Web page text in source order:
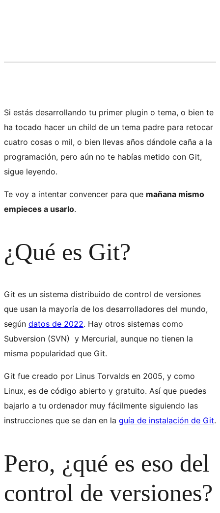
Si estás desarrollando tu primer plugin o tema, o bien te
ha tocado hacer un child de un tema padre para retocar
cuatro cosas o mil, o bien llevas años dándole caña a la
programación, pero aún no te habías metido con Git,
sigue leyendo.
Te voy a intentar convencer para que mañana mismo
empieces a usarlo.
¿Qué es Git?
Git es un sistema distribuido de control de versiones
que usan la mayoría de los desarrolladores del mundo,
según datos de 2022. Hay otros sistemas como
Subversion (SVN) y Mercurial, aunque no tienen la
misma popularidad que Git.
Git fue creado por Linus Torvalds en 2005, y como
Linux, es de código abierto y gratuito. Así que puedes
bajarlo a tu ordenador muy fácilmente siguiendo las
instrucciones que se dan en la guía de instalación de Git.
Pero, ¿qué es eso del
control de versiones?